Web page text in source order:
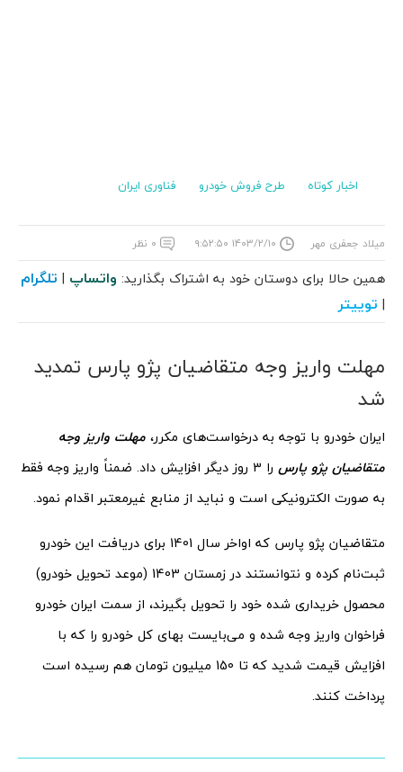
اخبار کوتاه طرح فروش خودرو فناوری ایران
میلاد جعفری مهر ۱۴۰۳/۲/۱۰ ۹:۵۲:۵۰ ۰ نظر
همین حالا برای دوستان خود به اشتراک بگذارید: واتساپ | تلگرام
| توییتر
مهلت واریز وجه متقاضیان پژو پارس تمدید
شد
ایران خودرو با توجه به درخواست‌های مکرر، مهلت واریز وجه
متقاضیان پژو پارس
را 3 روز دیگر افزایش داد. ضمناً واریز وجه فقط
به صورت الکترونیکی است و نباید از منابع غیرمعتبر اقدام نمود.
متقاضیان پژو پارس که اواخر سال 1401 برای دریافت این خودرو
ثبت‌نام کرده و نتوانستند در زمستان 1403 (موعد تحویل خودرو)
محصول خریداری شده خود را تحویل بگیرند، از سمت ایران خودرو
فراخوان واریز وجه شده و می‌بایست بهای کل خودرو را که با
افزایش قیمت شدید که تا 150 میلیون تومان هم رسیده است
پرداخت کنند.